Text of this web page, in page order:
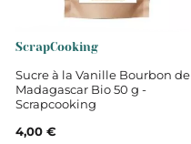
ScrapCooking
Sucre à la Vanille Bourbon de
Madagascar Bio 50 g -
Scrapcooking
4,00 €